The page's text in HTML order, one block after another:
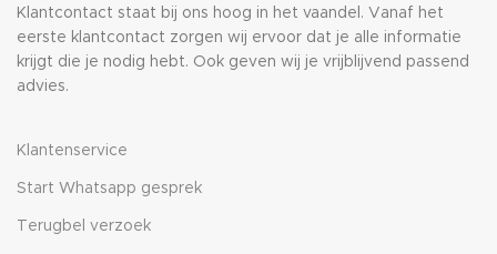
Klantcontact staat bij ons hoog in het vaandel. Vanaf het
eerste klantcontact zorgen wij ervoor dat je alle informatie
krijgt die je nodig hebt. Ook geven wij je vrijblijvend passend
advies.
Klantenservice
Start Whatsapp gesprek
Terugbel verzoek